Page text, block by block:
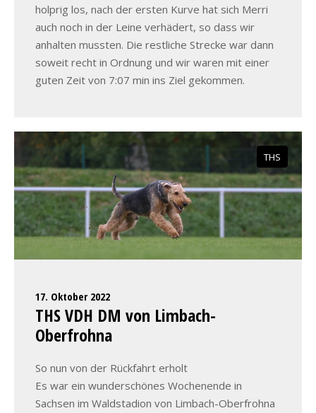
holprig los, nach der ersten Kurve hat sich Merri
auch noch in der Leine verhädert, so dass wir
anhalten mussten. Die restliche Strecke war dann
soweit recht in Ordnung und wir waren mit einer
guten Zeit von 7:07 min ins Ziel gekommen.
THS
17. Oktober 2022
THS VDH DM von Limbach-
Oberfrohna
So nun von der Rückfahrt erholt
Es war ein wunderschönes Wochenende in
Sachsen im Waldstadion von Limbach-Oberfrohna